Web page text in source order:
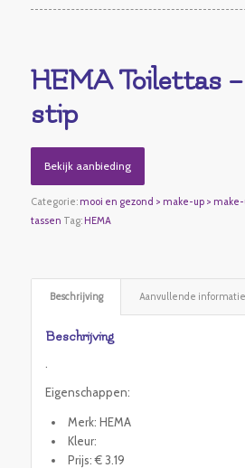
HEMA Toilettas –
stip
Bekijk aanbieding
Categorie: mooi en gezond > make-up >
tassen Tag: HEMA
Beschrijving Aanvullende informatie
Beschrijving
.
Eigenschappen:
Merk: HEMA
Kleur:
Prijs: € 3.19